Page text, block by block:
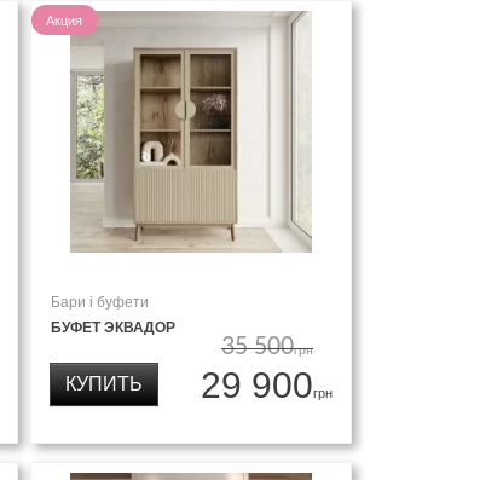
Акция
Бари і буфети
БУФЕТ ЭКВАДОР
35 500грн
29 900грн
КУПИТЬ